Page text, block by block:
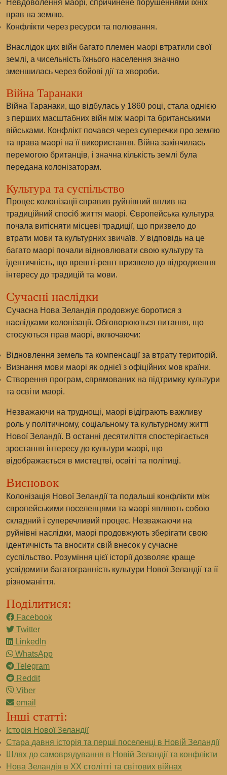
Невдоволення маорі, спричинене порушеннями їхніх
прав на землю.
Конфлікти через ресурси та полювання.
Внаслідок цих війн багато племен маорі втратили свої
землі, а чисельність їхнього населення значно
зменшилась через бойові дії та хвороби.
Війна Таранаки
Війна Таранаки, що відбулась у 1860 році, стала однією
з перших масштабних війн між маорі та британськими
військами. Конфлікт почався через суперечки про землю
та права маорі на її використання. Війна закінчилась
перемогою британців, і значна кількість землі була
передана колонізаторам.
Культура та суспільство
Процес колонізації справив руйнівний вплив на
традиційний спосіб життя маорі. Європейська культура
почала витісняти місцеві традиції, що призвело до
втрати мови та культурних звичаїв. У відповідь на це
багато маорі почали відновлювати свою культуру та
ідентичність, що врешті-решт призвело до відродження
інтересу до традицій та мови.
Сучасні наслідки
Сучасна Нова Зеландія продовжує боротися з
наслідками колонізації. Обговорюються питання, що
стосуються прав маорі, включаючи:
Відновлення земель та компенсації за втрату територій.
Визнання мови маорі як однієї з офіційних мов країни.
Створення програм, спрямованих на підтримку культури
та освіти маорі.
Незважаючи на труднощі, маорі відіграють важливу
роль у політичному, соціальному та культурному житті
Нової Зеландії. В останні десятиліття спостерігається
зростання інтересу до культури маорі, що
відображається в мистецтві, освіті та політиці.
Висновок
Колонізація Нової Зеландії та подальші конфлікти між
європейськими поселенцями та маорі являють собою
складний і суперечливий процес. Незважаючи на
руйнівні наслідки, маорі продовжують зберігати свою
ідентичність та вносити свій внесок у сучасне
суспільство. Розуміння цієї історії дозволяє краще
усвідомити багатогранність культури Нової Зеландії та її
різноманіття.
Поділитися:
Facebook
Twitter
LinkedIn
WhatsApp
Telegram
Reddit
Viber
email
Інші статті:
Історія Нової Зеландії
Стара давня історія та перші поселенці в Новій Зеландії
Шлях до самоврядування в Новій Зеландії та конфлікти
Нова Зеландія в XX столітті та світових війнах